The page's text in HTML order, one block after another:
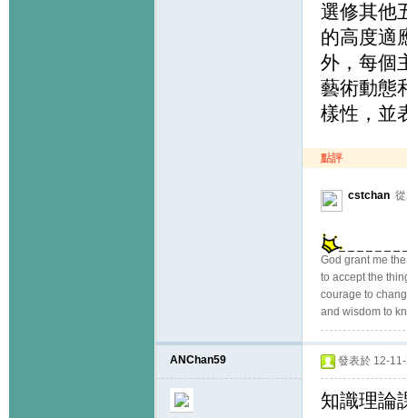
選修其他
的高度適
外，每個
藝術動態
樣性，並
點評
cstchan
God grant me
to accept the
courage to
and wisdom to
ANChan59 發表於 12-
知識理論